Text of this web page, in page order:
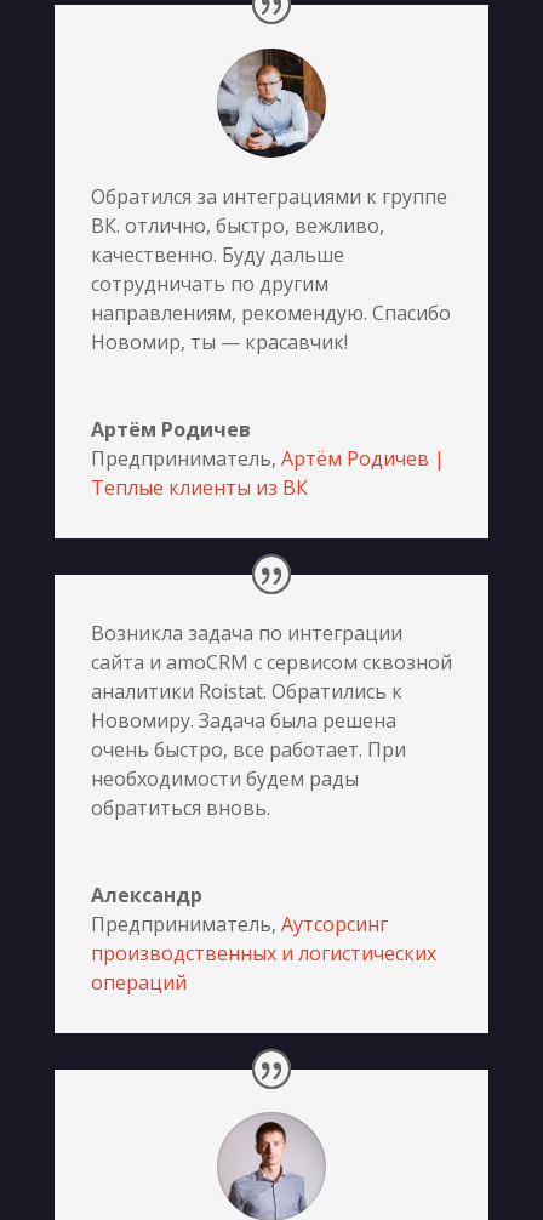
Обратился за интеграциями к группе
ВК. отлично, быстро, вежливо,
качественно. Буду дальше
сотрудничать по другим
направлениям, рекомендую. Спасибо
Новомир, ты — красавчик!
Артём Родичев
Предприниматель, Артём Родичев |
Теплые клиенты из ВК
Возникла задача по интеграции
сайта и amoCRM с сервисом сквозной
аналитики Roistat. Обратились к
Новомиру. Задача была решена
очень быстро, все работает. При
необходимости будем рады
обратиться вновь.
Александр
Предприниматель, Аутсорсинг
производственных и логистических
операций